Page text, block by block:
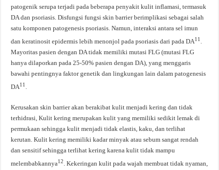
patogenik serupa terjadi pada beberapa penyakit kulit inflamasi, termasuk
DA dan psoriasis. Disfungsi fungsi skin barrier berimplikasi sebagai salah
satu komponen patogenesis psoriasis. Namun, interaksi antara sel imun
dan keratinosit epidermis lebih menonjol pada psoriasis dari pada DA11 .
Mayoritas pasien dengan DA tidak memiliki mutasi FLG (mutasi FLG
hanya dilaporkan pada 25-50% pasien dengan DA), yang menggaris
bawahi pentingnya faktor genetik dan lingkungan lain dalam patogenesis
DA11 .
Kerusakan skin barrier akan berakibat kulit menjadi kering dan tidak
terhidrasi, Kulit kering merupakan kulit yang memiliki sedikit lemak di
permukaan sehingga kulit menjadi tidak elastis, kaku, dan terlihat
kerutan. Kulit kering memiliki kadar minyak atau sebum sangat rendah
dan sensitif sehingga terlihat kering karena kulit tidak mampu
melembabkannya12. Kekeringan kulit pada wajah membuat tidak nyaman,